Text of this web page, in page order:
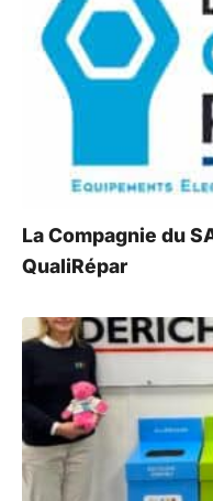
La Compagnie du
QualiRépar